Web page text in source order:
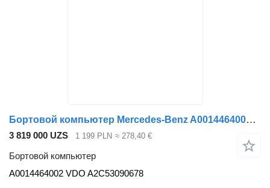
Бортовой компьютер Mercedes-Benz A0014464002 для грузовика Mercedes-Benz
3 819 000 UZS 1 199 PLN ≈ 278,40 €
Бортовой компьютер
A0014464002 VDO A2C53090678